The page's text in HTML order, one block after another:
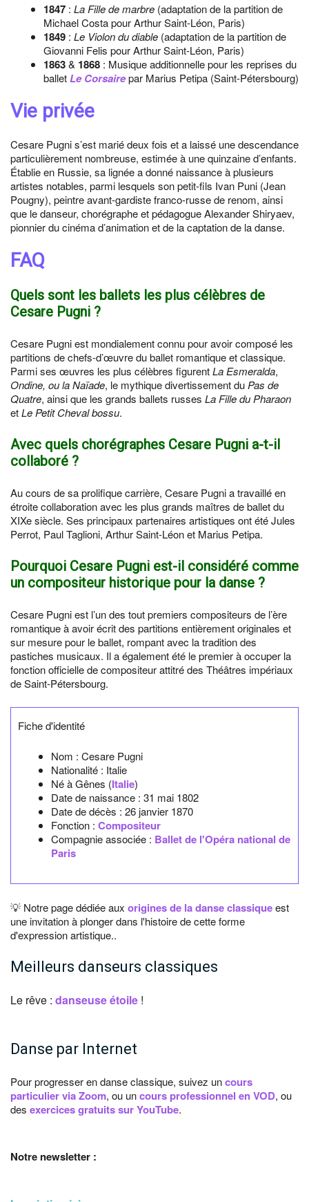
1847 : La Fille de marbre (adaptation de la partition de
Michael Costa pour Arthur Saint-Léon, Paris)
1849 : Le Violon du diable (adaptation de la partition de
Giovanni Felis pour Arthur Saint-Léon, Paris)
1863& 1868 : Musique additionnelle pour les reprises du
balletLe Corsairepar Marius Petipa (Saint-Pétersbourg)
Vie privée
Cesare Pugni s’est marié deux fois et a laissé une descendance
particulièrement nombreuse, estimée à une quinzaine d’enfants.
Établie en Russie, sa lignée a donné naissance à plusieurs
artistes notables, parmi lesquels son petit-fils Ivan Puni (Jean
Pougny), peintre avant-gardiste franco-russe de renom, ainsi
que le danseur, chorégraphe et pédagogue Alexander Shiryaev,
pionnier du cinéma d’animation et de la captation de la danse.
FAQ
Quels sont les ballets les plus célèbres de
Cesare Pugni ?
Cesare Pugni est mondialement connu pour avoir composé les
partitions de chefs-d’œuvre du ballet romantique et classique.
Parmi ses œuvres les plus célèbres figurentLa Esmeralda,
Ondine, ou la Naïade, le mythique divertissement du Pas de
Quatre, ainsi que les grands ballets russes La Fille du Pharaon
etLe Petit Cheval bossu.
Avec quels chorégraphes Cesare Pugni a-t-il
collaboré ?
Au cours de sa prolifique carrière, Cesare Pugni a travaillé en
étroite collaboration avec les plus grands maîtres de ballet du
XIXe siècle. Ses principaux partenaires artistiques ont été Jules
Perrot, Paul Taglioni, Arthur Saint-Léon et Marius Petipa.
Pourquoi Cesare Pugni est-il considéré comme
un compositeur historique pour la danse ?
Cesare Pugni est l’un des tout premiers compositeurs de l’ère
romantique à avoir écrit des partitions entièrement originales et
sur mesure pour le ballet, rompant avec la tradition des
pastiches musicaux. Il a également été le premier à occuper la
fonction officielle de compositeur attitré des Théâtres impériaux
de Saint-Pétersbourg.
Fiche d'identité
Nom : Cesare Pugni
Nationalité : Italie
Né àGênes (Italie)
Date de naissance : 31 mai 1802
Date de décès : 26 janvier 1870
Fonction : Compositeur
Compagnie associée : Ballet de l'Opéra national de
Paris
💡 Notre page dédiée aux origines de la danse classiqueest
une invitation à plonger dans l'histoire de cette forme
d'expression artistique..
Meilleurs danseurs classiques
Le rêve : danseuse étoile !
Danse par Internet
Pour progresser en danse classique, suivez uncours
particulier via Zoom, ou uncours professionnel en VOD, ou
des exercices gratuits sur YouTube.
Notre newsletter :